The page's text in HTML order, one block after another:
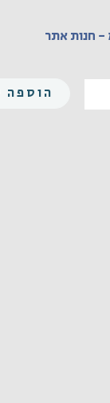
- חנות אתר
הוספה